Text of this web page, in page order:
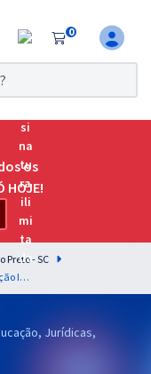
0
os
HOJE!
Preto - SC
Prefeitura de Pinheiro Preto - SC - Professor de Educação Infantil e Series Iniciais - 40h (Pós-Edital)
Jurídicas,